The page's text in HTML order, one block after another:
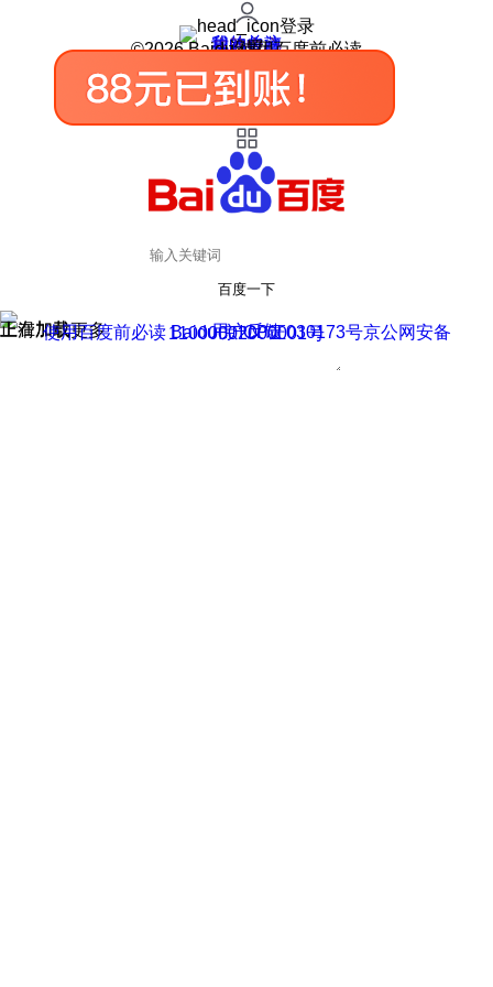
登录
我的关注
我的收藏
皮肤中心
用户反馈
设置
©2026 Baidu 使用百度前必读
百度一下
正在加载
上滑加载更多 用户反馈
使用百度前必读 Baidu 京ICP证030173号
京公网安备11000002000001号